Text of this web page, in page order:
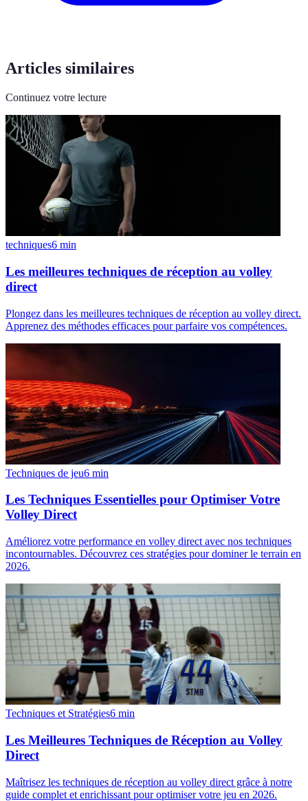
Articles similaires
Continuez votre lecture
techniques6 min
Les meilleures techniques de réception au volley
direct
Plongez dans les meilleures techniques de réception au volley direct.
Apprenez des méthodes efficaces pour parfaire vos compétences.
Techniques de jeu6 min
Les Techniques Essentielles pour Optimiser Votre
Volley Direct
Améliorez votre performance en volley direct avec nos techniques
incontournables. Découvrez ces stratégies pour dominer le terrain en
2026.
Techniques et Stratégies6 min
Les Meilleures Techniques de Réception au Volley
Direct
Maîtrisez les techniques de réception au volley direct grâce à notre
guide complet et enrichissant pour optimiser votre jeu en 2026.